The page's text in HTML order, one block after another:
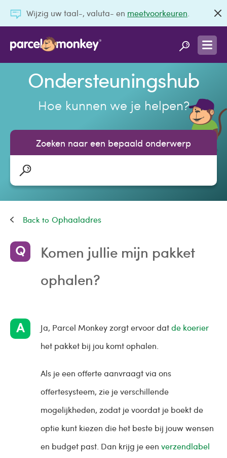
Wijzig uw taal-, valuta- en meetvoorkeuren
Ondersteuningshub
Hoe kunnen we je helpen?
Zoeken naar een bepaald onderwerp
Ophaaladres
Komen jullie mijn pakket
ophalen?
Ja, Parcel Monkey zorgt ervoor datde koerier
het pakket bij jou komt ophalen.
Als je een offerte aanvraagt via ons
offertesysteem, zie je verschillende
mogelijkheden, zodat je voordat je boekt de
optie kunt kiezen die het beste bij jouw wensen
en budget past. Dan krijg je een verzendlabel